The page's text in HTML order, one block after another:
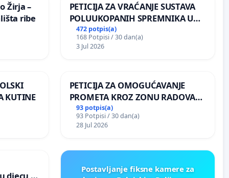
Žirja –
ribe
PETICIJA ZA VRAĆANJE SUSTAVA
POLUUKOPANIH SPREMNIKA U
NASELJU KOLANJSKI GAJAC
472 potpis(a)
168 Potpisi / 30 dan(a)
3 Jul 2026
KUTINE
PETICIJA ZA OMOGUĆAVANJE
PROMETA KROZ ZONU RADOVA
ZA STANOVNIKE Mjesnog odbora
Kamensko i Lemić Brdo
93 potpis(a)
93 Potpisi / 30 dan(a)
28 Jul 2026
Postavljanje fiksne kamere za